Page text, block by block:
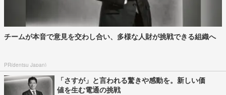
チームが本音で意見を交わし合い、多様な人財が挑戦できる組織へ
PR(dentsu Japan)
「さすが」と言われる驚きや感動を。新しい価
値を生む電通の挑戦